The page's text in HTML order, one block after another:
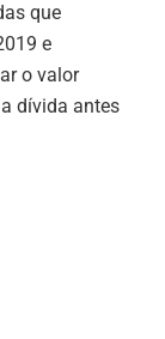
que
e
o valor
dívida antes